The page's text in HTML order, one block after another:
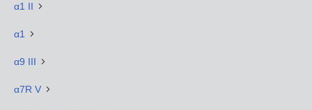
α1 II
α1
α9 III
α7R V